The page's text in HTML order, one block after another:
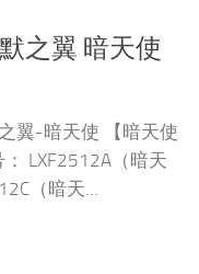
之翼 暗天使
翼-暗天使 【暗天使
LXF2512A（暗天
（暗天...